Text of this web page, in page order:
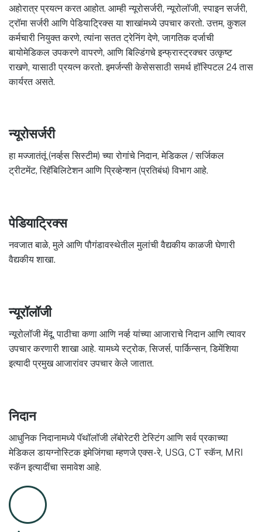
अहोरात्र प्रयत्न करत आहोत. आम्ही न्यूरोसर्जरी, न्यूरोलॉजी, स्पाइन सर्जरी,
ट्रॉमा सर्जरी आणि पेडियाट्रिक्स या शाखांमध्ये उपचार करतो. उत्तम, कुशल
कर्मचारी नियुक्त करणे, त्यांना सतत ट्रेनिंग देणे, जागतिक दर्जाची
बायोमेडिकल उपकरणे वापरणे, आणि बिल्डिंगचे इन्फ्रास्ट्रक्चर उत्कृष्ट
राखणे, यासाठी प्रयत्न करतो. इमर्जन्सी केसेससाठी समर्थ हॉस्पिटल 24 तास
कार्यरत असते.
न्यूरोसर्जरी
हा मज्जातंतूं (नर्व्हस सिस्टीम) च्या रोगांचे निदान, मेडिकल / सर्जिकल
ट्रीटमेंट, रिहॅबिलिटेशन आणि प्रिव्हेन्शन (प्रतिबंध) विभाग आहे.
पेडियाट्रिक्स
नवजात बाळे, मुले आणि पौगंडावस्थेतील मुलांची वैद्यकीय काळजी घेणारी
वैद्यकीय शाखा.
न्यूरॉलॉजी
न्यूरोलॉजी मेंदू, पाठीचा कणा आणि नर्व्ह यांच्या आजाराचे निदान आणि त्यावर
उपचार करणारी शाखा आहे. यामध्ये स्ट्रोक, सिजर्स, पार्किन्सन, डिमेंशिया
इत्यादी प्रमुख आजारांवर उपचार केले जातात.
निदान
आधुनिक निदानामध्ये पॅथॉलॉजी लॅबोरेटरी टेस्टिंग आणि सर्व प्रकाच्या
मेडिकल डायग्नोस्टिक इमेजिंगचा म्हणजे एक्स-रे, USG, CT स्कॅन, MRI
स्कॅन इत्यादींचा समावेश आहे.